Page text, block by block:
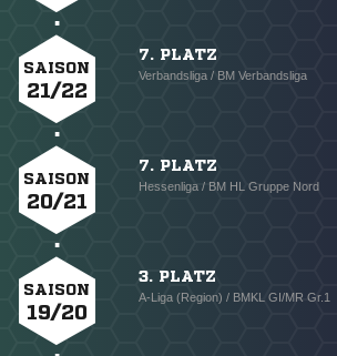
SAISON
21/22
7. PLATZ
Verbandsliga / BM Verbandsliga
SAISON
20/21
7. PLATZ
Hessenliga / BM HL Gruppe Nord
SAISON
19/20
3. PLATZ
A-Liga (Region) / BMKL GI/MR Gr.1